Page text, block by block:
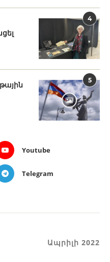
4
5
Youtube
Telegram
Ապրիլի 2022